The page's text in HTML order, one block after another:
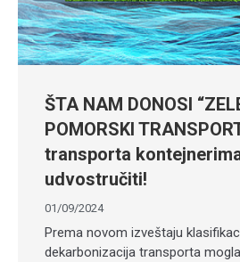
ŠTA NAM DONOSI
POMORSKI
transporta
udvostručiti!
01/09/2024
Prema novom izveštaju
dekarbonizacija transporta